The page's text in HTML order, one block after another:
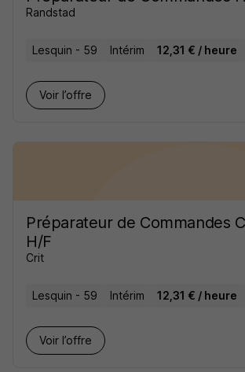
Randstad
Lesquin - 59 Intérim 12,31 € / heure
Voir l’offre
Préparateur de Commandes
H/F
Crit
Lesquin - 59 Intérim 12,31 € / heure
Voir l’offre